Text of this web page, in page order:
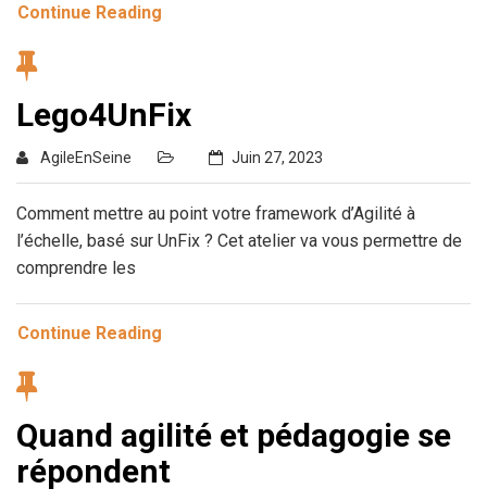
Continue Reading
Lego4UnFix
AgileEnSeine Juin 27, 2023
Comment mettre au point votre framework d’Agilité à
l’échelle, basé sur UnFix ? Cet atelier va vous permettre de
comprendre les
Continue Reading
Quand agilité et pédagogie se
répondent